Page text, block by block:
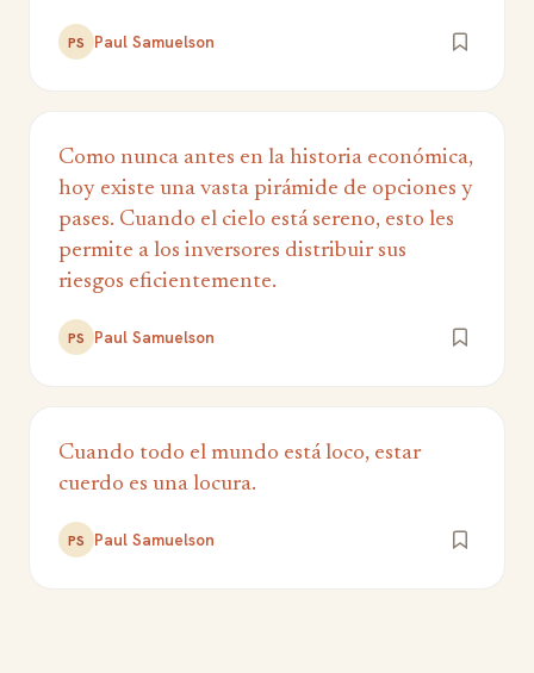
PS Paul Samuelson
Como nunca antes en la historia económica,
hoy existe una vasta pirámide de opciones y
pases. Cuando el cielo está sereno, esto les
permite a los inversores distribuir sus
riesgos eficientemente.
PS Paul Samuelson
Cuando todo el mundo está loco, estar
cuerdo es una locura.
PS Paul Samuelson